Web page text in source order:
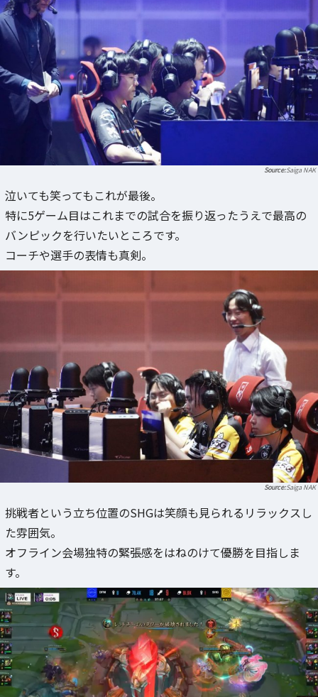
Saiga NAK
泣いても笑ってもこれが最後。
特に5ゲーム目はこれまでの試合を振り返ったうえで最高の
バンピックを行いたいところです。
コーチや選手の表情も真剣。
Saiga NAK
挑戦者という立ち位置のSHGは笑顔も見られるリラックスし
た雰囲気。
オフライン会場独特の緊張感をはねのけて優勝を目指しま
す。